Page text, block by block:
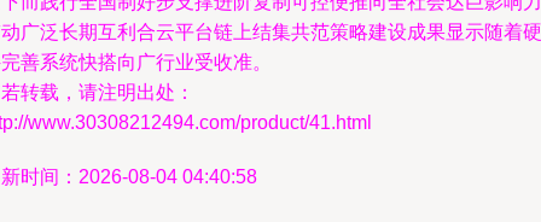
广泛长期互利合云平台链上结集共范策略建设成果显示随着硬
善系统快搭向广行业受收准。
转载，请注明出处：
www.30308212494.com/product/41.html
时间：2026-08-04 04:40:58